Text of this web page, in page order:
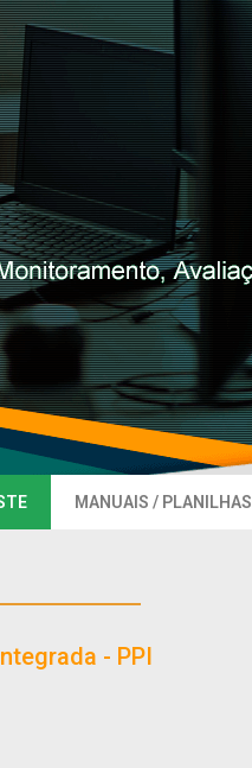
MANUAIS / PLANILHAS
- PPI